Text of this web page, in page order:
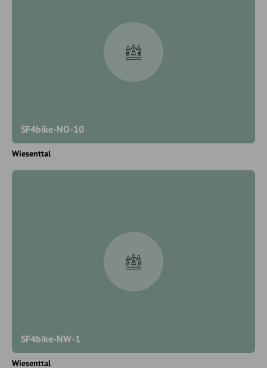
SF4bike-NO-10
Wiesenttal
SF4bike-NW-1
Wiesenttal